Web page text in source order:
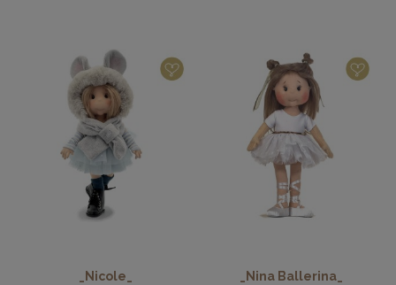
_Nicole_ _Nina Ballerina_